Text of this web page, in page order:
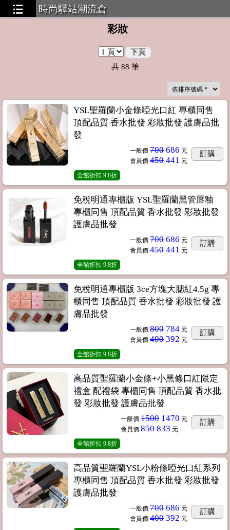
時尚驛站潮流倉
彩妝
下頁
共 88 筆
YSL聖羅蘭小金條啞光口紅 專櫃同售
頂配品質 香水批發 彩妝批發 護膚品批
發
一般價 700 686 元
會員價 450 441 元
訂購
全館折扣 9.8折
免稅明通專櫃版 YSL聖羅蘭黑管唇釉
專櫃同售 頂配品質 香水批發 彩妝批發
護膚品批發
一般價 700 686 元
會員價 450 441 元
訂購
全館折扣 9.8折
免稅明通專櫃版 3ce方塊大腮紅4.5g 專
櫃同售 頂配品質 香水批發 彩妝批發 護
膚品批發
一般價 800 784 元
會員價 400 392 元
訂購
全館折扣 9.8折
高品質聖羅蘭小金條+小黑條口紅限定
禮盒 配禮袋 專櫃同售 頂配品質 香水批
發 彩妝批發 護膚品批發
一般價 1500 1470 元
會員價 850 833 元
訂購
全館折扣 9.8折
高品質聖羅蘭YSL小粉條啞光口紅系列
專櫃同售 頂配品質 香水批發 彩妝批發
護膚品批發
一般價 700 686 元
會員價 400 392 元
訂購